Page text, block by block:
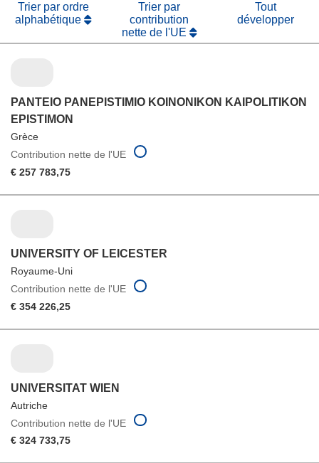
Trier par ordre
alphabétique
Trier par
contribution
nette de l'UE
Tout
développer
PANTEIO PANEPISTIMIO KOINONIKON KAIPOLITIKON
EPISTIMON
Grèce
Contribution nette de l'UE
€ 257 783,75
UNIVERSITY OF LEICESTER
Royaume-Uni
Contribution nette de l'UE
€ 354 226,25
UNIVERSITAT WIEN
Autriche
Contribution nette de l'UE
€ 324 733,75